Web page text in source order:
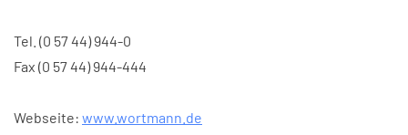
Tel. (0 57 44) 944-0
Fax (0 57 44) 944-444
Webseite: www.wortmann.de